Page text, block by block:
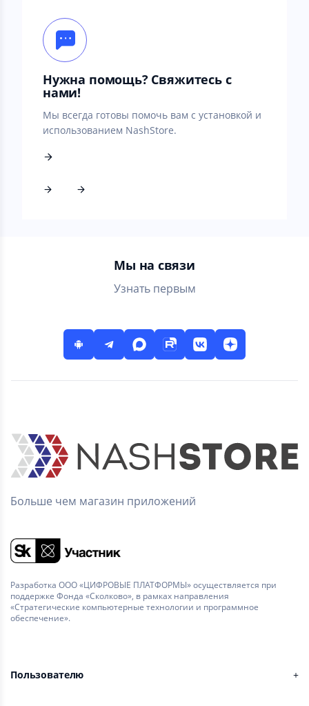
Нужна помощь? Свяжитесь с
нами!
Мы всегда готовы помочь вам с установкой и
использованием NashStore.
Мы на связи
Узнать первым
Больше чем магазин приложений
Разработка ООО «ЦИФРОВЫЕ ПЛАТФОРМЫ» осуществляется при
поддержке Фонда «Сколково», в рамках направления
«Стратегические компьютерные технологии и программное
обеспечение».
Пользователю